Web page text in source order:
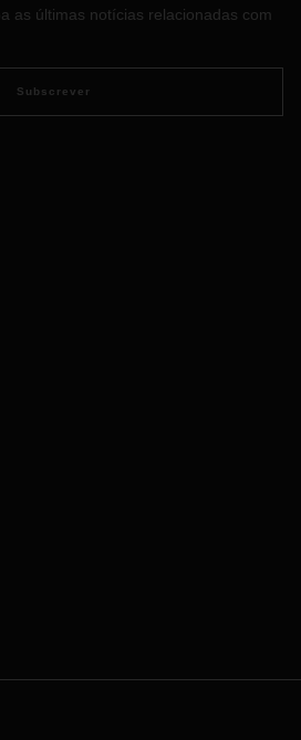
os tempos de espera atuais
e fazer os preparativos adequados,
as últimas notícias relacionadas com
Subscrever